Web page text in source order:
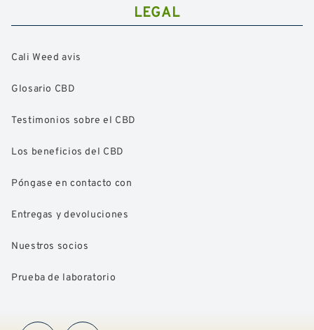
LEGAL
Cali Weed avis
Glosario CBD
Testimonios sobre el CBD
Los beneficios del CBD
Póngase en contacto con
Entregas y devoluciones
Nuestros socios
Prueba de laboratorio